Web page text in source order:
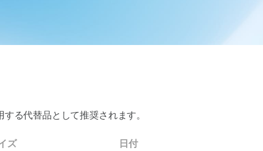
る代替品として推奨されます。
ズ 日付